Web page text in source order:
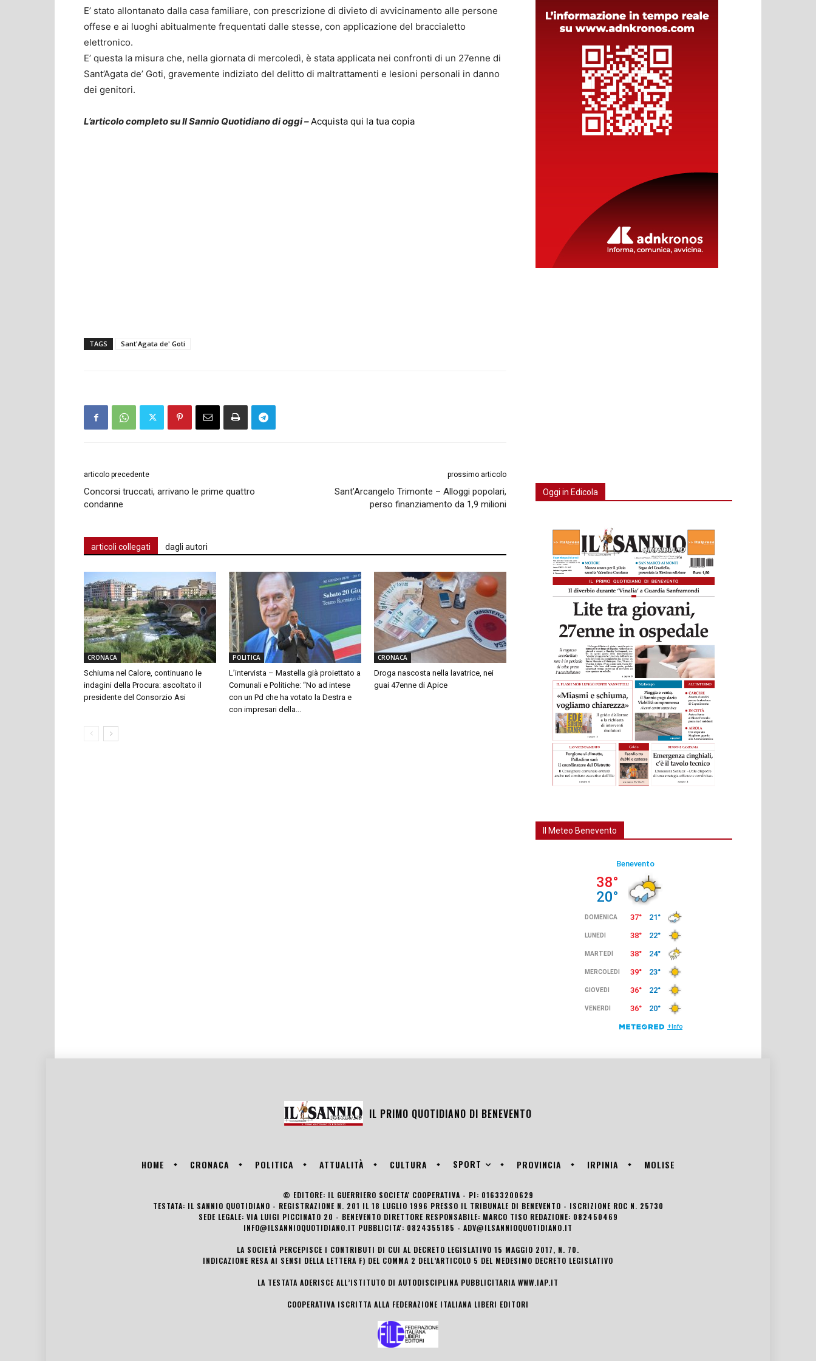
E’ stato allontanato dalla casa familiare, con prescrizione di divieto di avvicinamento alle persone
offese e ai luoghi abitualmente frequentati dalle stesse, con applicazione del braccialetto
elettronico.
E’ questa la misura che, nella giornata di mercoledì, è stata applicata nei confronti di un 27enne di
Sant’Agata de’ Goti, gravemente indiziato del delitto di maltrattamenti e lesioni personali in danno
dei genitori.
L’articolo completo su Il Sannio Quotidiano di oggi –Acquista qui la tua copia
TAGS Sant'Agata de' Goti
articolo precedente
Concorsi truccati, arrivano le prime quattro
condanne
prossimo articolo
Sant’Arcangelo Trimonte – Alloggi popolari,
perso finanziamento da 1,9 milioni
articoli collegati dagli autori
CRONACA
Schiuma nel Calore, continuano le
indagini della Procura: ascoltato il
presidente del Consorzio Asi
POLITICA
L’intervista – Mastella già proiettato a
Comunali e Politiche: “No ad intese
con un Pd che ha votato la Destra e
con impresari della...
CRONACA
Droga nascosta nella lavatrice, nei
guai 47enne di Apice
Oggi in Edicola
Il Meteo Benevento
IL PRIMO QUOTIDIANO DI BENEVENTO
HOME CRONACA POLITICA ATTUALITÀ CULTURA SPORT PROVINCIA IRPINIA MOLISE
© EDITORE: IL GUERRIERO SOCIETA' COOPERATIVA - PI: 01633200629
TESTATA: IL SANNIO QUOTIDIANO - REGISTRAZIONE N. 201 IL 18 LUGLIO 1996 PRESSO IL TRIBUNALE DI BENEVENTO - ISCRIZIONE ROC N. 25730
SEDE LEGALE: VIA LUIGI PICCINATO 20 - BENEVENTO DIRETTORE RESPONSABILE: MARCO TISO REDAZIONE: 082450469
INFO@ILSANNIOQUOTIDIANO.IT PUBBLICITA': 0824355185 - ADV@ILSANNIOQUOTIDIANO.IT
LA SOCIETÀ PERCEPISCE I CONTRIBUTI DI CUI AL DECRETO LEGISLATIVO 15 MAGGIO 2017, N. 70.
INDICAZIONE RESA AI SENSI DELLA LETTERA F) DEL COMMA 2 DELL’ARTICOLO 5 DEL MEDESIMO DECRETO LEGISLATIVO
LA TESTATA ADERISCE ALL’ISTITUTO DI AUTODISCIPLINA PUBBLICITARIA WWW.IAP.IT
COOPERATIVA ISCRITTA ALLA FEDERAZIONE ITALIANA LIBERI EDITORI